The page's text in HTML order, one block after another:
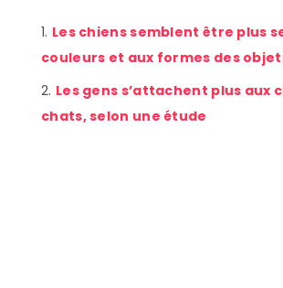
Les chiens semblent être plus
couleurs et aux formes des
Les gens s’attachent plus aux
chats, selon une étude